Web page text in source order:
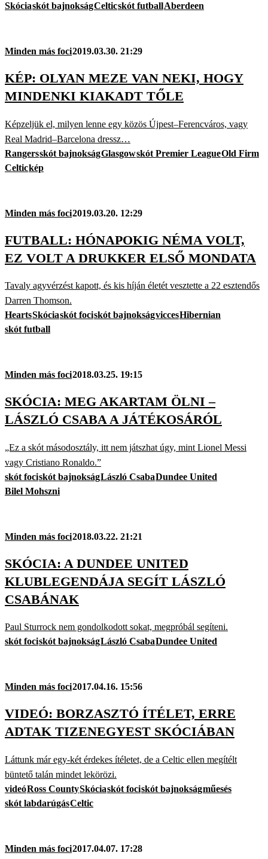
Skóciaskót bajnokságCelticskót futballAberdeen
Minden más foci2019.03.30. 21:29
KÉP: OLYAN MEZE VAN NEKI, HOGY
MINDENKI KIAKADT TŐLE
Képzeljük el, milyen lenne egy közös Újpest–Ferencváros, vagy
Real Madrid–Barcelona dressz…
Rangersskót bajnokságGlasgowskót Premier LeagueOld Firm
Celtickép
Minden más foci2019.03.20. 12:29
FUTBALL: HÓNAPOKIG NÉMA VOLT,
EZ VOLT A DRUKKER ELSŐ MONDATA
Tavaly agyvérzést kapott, és kis híján életét vesztette a 22 esztendős
Darren Thomson.
HeartsSkóciaskót fociskót bajnokságviccesHibernian
skót futball
Minden más foci2018.03.25. 19:15
SKÓCIA: MEG AKARTAM ÖLNI –
LÁSZLÓ CSABA A JÁTÉKOSÁRÓL
„Ez a skót másodosztály, itt nem játszhat úgy, mint Lionel Messi
vagy Cristiano Ronaldo.”
skót fociskót bajnokságLászló CsabaDundee United
Bilel Mohszni
Minden más foci2018.03.22. 21:21
SKÓCIA: A DUNDEE UNITED
KLUBLEGENDÁJA SEGÍT LÁSZLÓ
CSABÁNAK
Paul Sturrock nem gondolkodott sokat, megpróbál segíteni.
skót fociskót bajnokságLászló CsabaDundee United
Minden más foci2017.04.16. 15:56
VIDEÓ: BORZASZTÓ ÍTÉLET, ERRE
ADTAK TIZENEGYEST SKÓCIÁBAN
Láttunk már egy-két érdekes ítéletet, de a Celtic ellen megítélt
büntető talán mindet lekörözi.
videóRoss CountySkóciaskót fociskót bajnokságműesés
skót labdarúgásCeltic
Minden más foci2017.04.07. 17:28